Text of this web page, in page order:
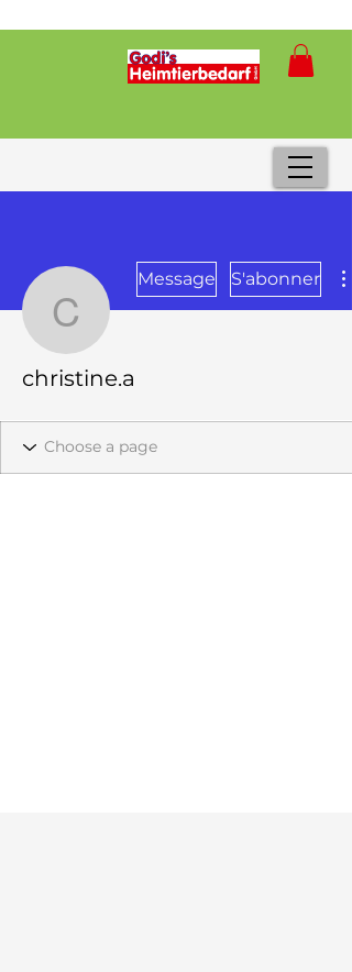
christine.a
Message S'abonner
christine.a